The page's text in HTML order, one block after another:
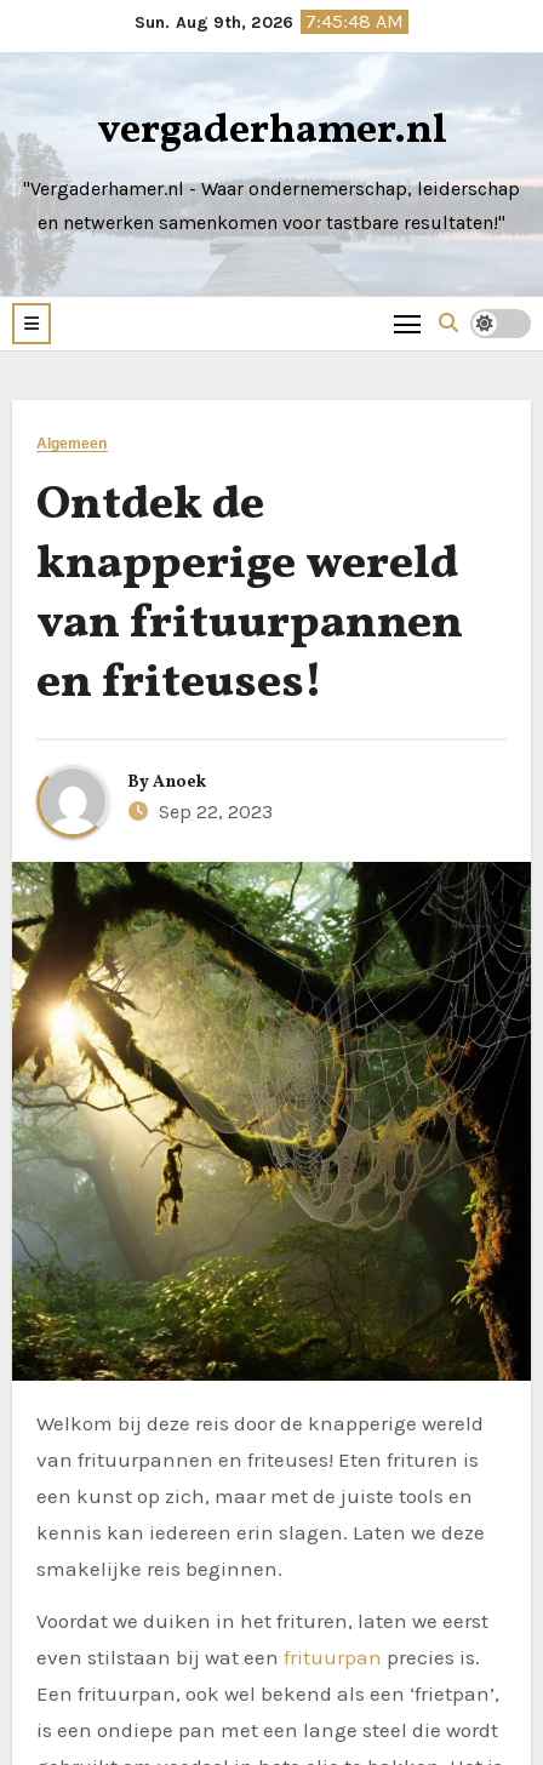
to
Sun. Aug 9th, 2026 7:45:49 AM
vergaderhamer.nl
"Vergaderhamer.nl - Waar ondernemerschap, leiderschap
en netwerken samenkomen voor tastbare resultaten!"
Algemeen
Ontdek de
knapperige wereld
van frituurpannen
en friteuses!
ByAnoek
Sep 22, 2023
Welkom bij deze reis door de knapperige wereld
van frituurpannen en friteuses! Eten frituren is
een kunst op zich, maar met de juiste tools en
kennis kan iedereen erin slagen. Laten we deze
smakelijke reis beginnen.
Voordat we duiken in het frituren, laten we eerst
even stilstaan bij wat een frituurpan precies is.
Een frituurpan, ook wel bekend als een ‘frietpan’,
is een ondiepe pan met een lange steel die wordt